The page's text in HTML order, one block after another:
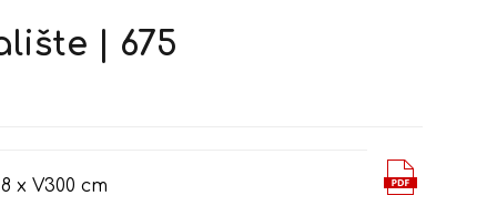
| 675
x V300 cm